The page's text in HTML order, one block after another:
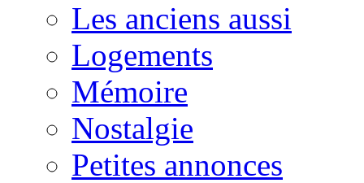
Les anciens aussi
Logements
Mémoire
Nostalgie
Petites annonces